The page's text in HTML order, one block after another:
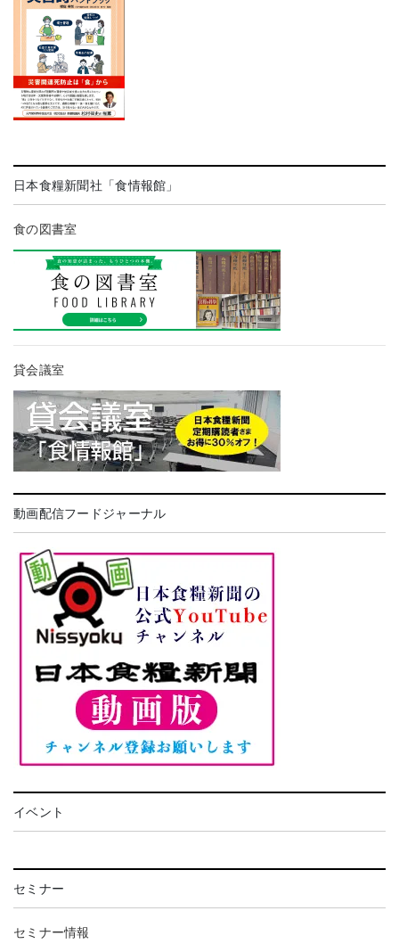
日本食糧新聞社「食情報館」
食の図書室
貸会議室
動画配信フードジャーナル
イベント
セミナー
セミナー情報